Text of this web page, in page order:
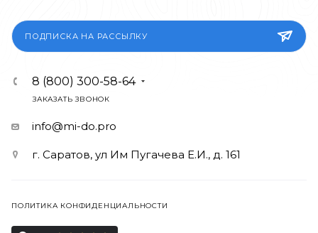
ПОДПИСКА НА РАССЫЛКУ
8 (800) 300-58-64
ЗАКАЗАТЬ ЗВОНОК
info@mi-do.pro
г. Саратов, ул Им Пугачева Е.И., д. 161
ПОЛИТИКА КОНФИДЕНЦИАЛЬНОСТИ